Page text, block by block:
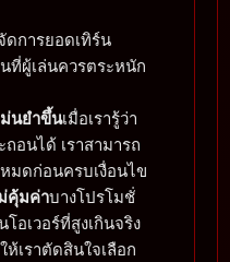
การยอดเทิร์น
ที่ผู้เล่นควรตระหนัก
นยำขึ้นเมื่อเรารู้ว่า
ถอนได้ เราสามารถ
มดก่อนครบเงื่อนไข
คุ้มค่าบางโปรโมชั่
อเวอร์ที่สูงเกินจริง
เราตัดสินใจเลือก